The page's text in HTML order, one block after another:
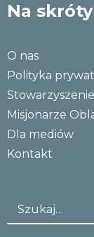
Na skróty
O nas
Polityka
Stowarzyszenie
Misjonarze
Dla mediów
Kontakt